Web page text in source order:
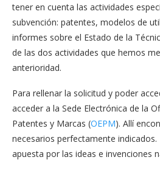
tener en cuenta las actividades
subvención: patentes, modelos de
informes sobre el Estado de la
de las dos actividades que hemos
anterioridad.
Para rellenar la solicitud y poder
acceder a la Sede Electrónica de la
Patentes y Marcas (OEPM). Allí
necesarios perfectamente
apuesta por las ideas e invenciones